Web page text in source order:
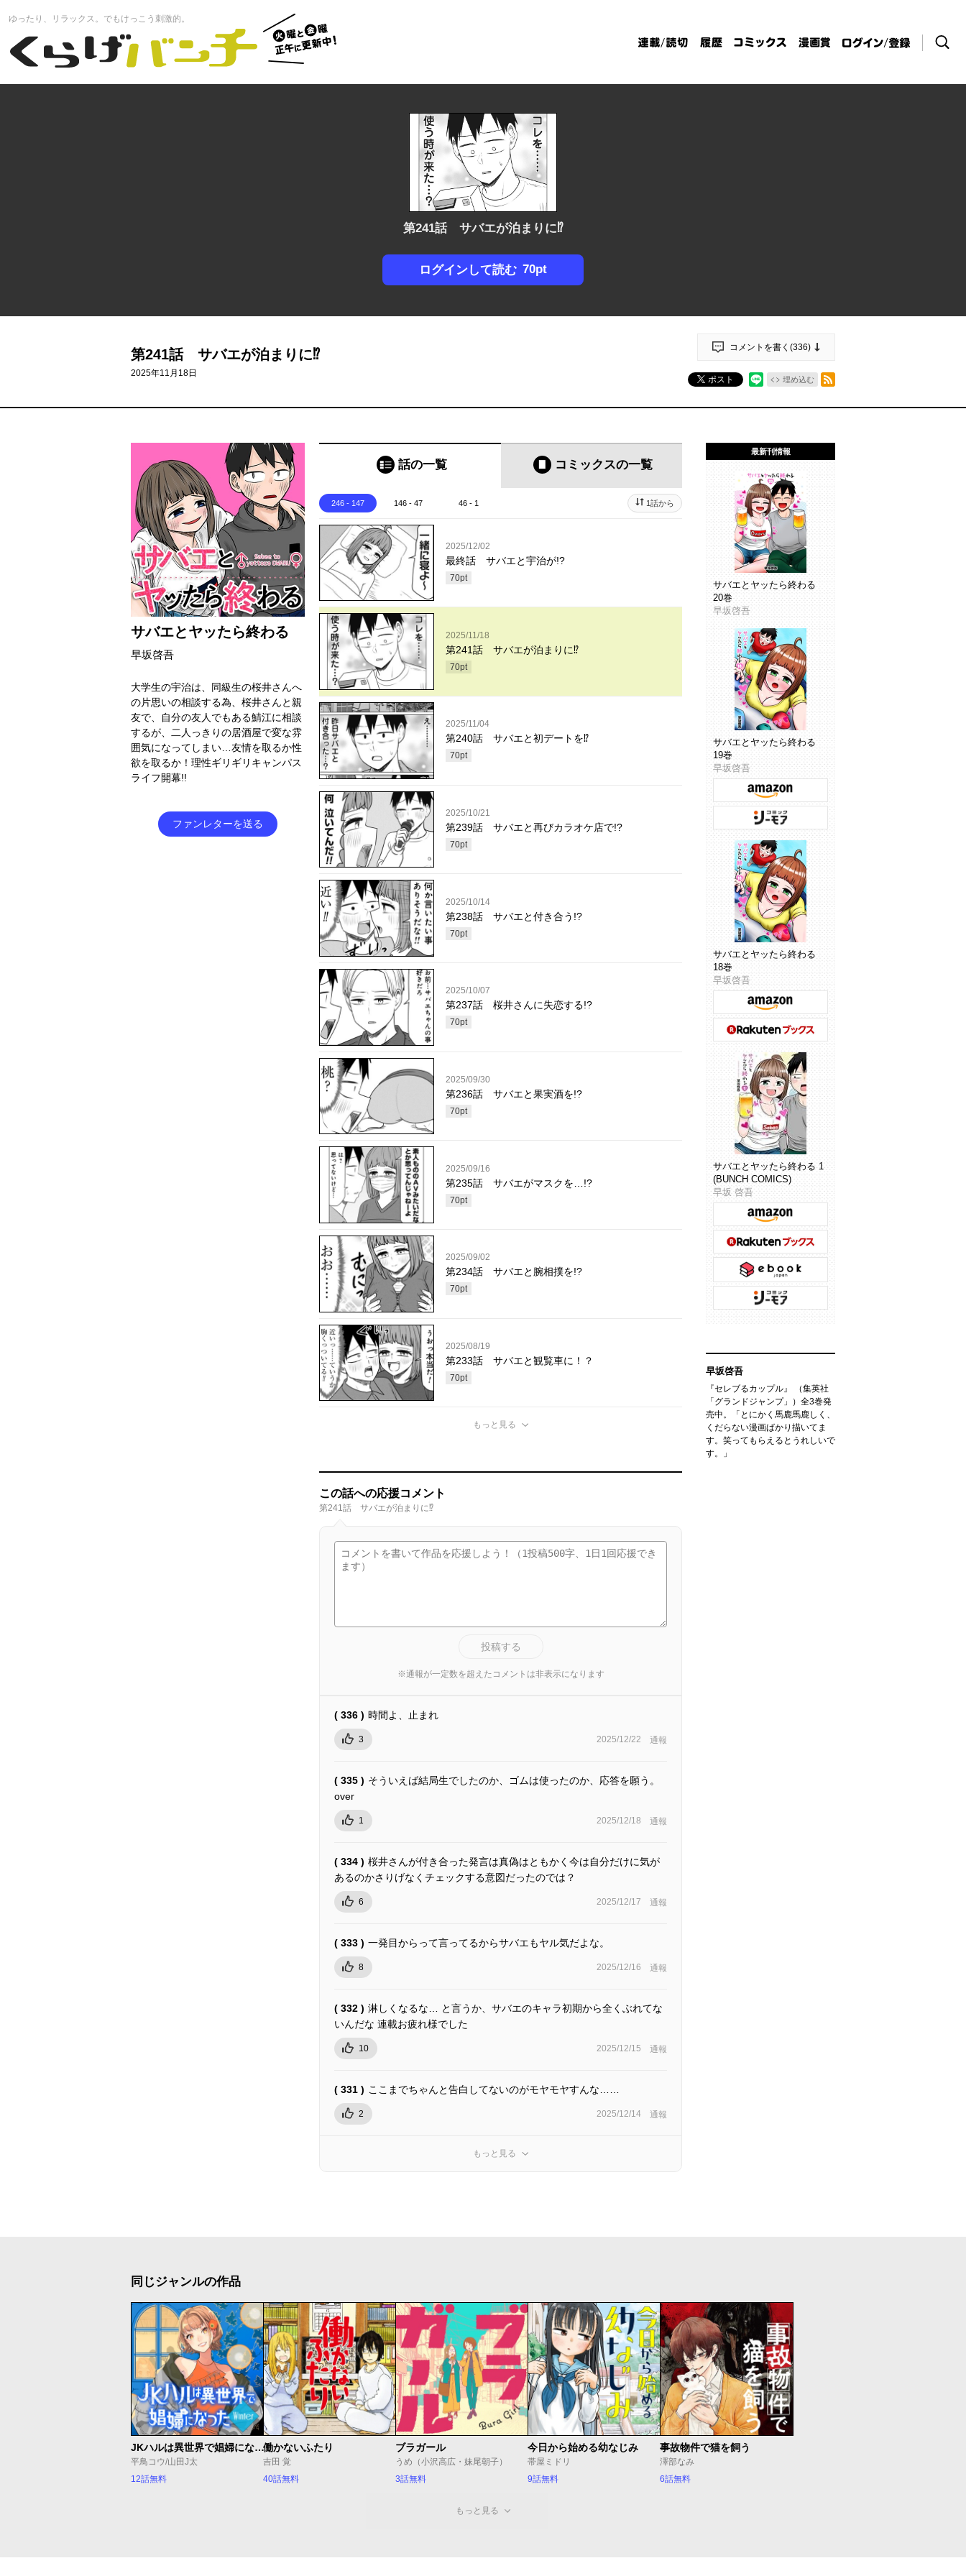
くらげバンチ
火曜と金
曜正午に
更新中！
ゆったり、リラックス。でもけっこう刺激的。
連載/読切 履歴 コミックス 漫画賞
ログイン / 登
録
検索
第241話 サバエが泊まりに⁉
ログインして読む 70pt
第241話 サバエが泊まりに⁉
2025年11月18日
コメントを書く(336)
ポスト 埋め込む
サバエとヤッたら終わる
早坂啓吾
大学生の宇治は、同級生の桜井さんへ
の片思いの相談する為、桜井さんと親
友で、自分の友人でもある鯖江に相談
するが、二人っきりの居酒屋で変な雰
囲気になってしまい…友情を取るか性
欲を取るか！理性ギリギリキャンパス
ライフ開幕!!
ファンレターを送る
話の一覧 コミックスの一覧
246 - 147 146 - 47 46 - 1 1話から
2025/12/02
最終話 サバエと宇治が!?
70pt
2025/11/18
第241話 サバエが泊まりに⁉
70pt
2025/11/04
第240話 サバエと初デートを⁉︎
70pt
2025/10/21
第239話 サバエと再びカラオケ店で!?
70pt
2025/10/14
第238話 サバエと付き合う!?
70pt
2025/10/07
第237話 桜井さんに失恋する!?
70pt
2025/09/30
第236話 サバエと果実酒を!?
70pt
2025/09/16
第235話 サバエがマスクを…!?
70pt
2025/09/02
第234話 サバエと腕相撲を!?
70pt
2025/08/19
第233話 サバエと観覧車に！？
70pt
もっと見る
この話への応援コメント
第241話 サバエが泊まりに⁉
投稿する
※通報が一定数を超えたコメントは非表示になります
( 336 ) 時間よ、止まれ
3 2025/12/22 通報
( 335 ) そういえば結局生でしたのか、ゴムは使ったのか、応答を願う。
over
1 2025/12/18 通報
( 334 ) 桜井さんが付き合った発言は真偽はともかく今は自分だけに気が
あるのかさりげなくチェックする意図だったのでは？
6 2025/12/17 通報
( 333 ) 一発目からって言ってるからサバエもヤル気だよな。
8 2025/12/16 通報
( 332 ) 淋しくなるな… と言うか、サバエのキャラ初期から全くぶれてな
いんだな 連載お疲れ様でした
10 2025/12/15 通報
( 331 ) ここまでちゃんと告白してないのがモヤモヤすんな……
2 2025/12/14 通報
もっと見る
最新刊情報
サバエとヤッたら終わる
20巻
早坂啓吾
サバエとヤッたら終わる
19巻
早坂啓吾
サバエとヤッたら終わる
18巻
早坂啓吾
サバエとヤッたら終わる 1
(BUNCH COMICS)
早坂 啓吾
早坂啓吾
『セレブるカップル』 （集英社
「グランドジャンプ」）全3巻発
売中。「とにかく馬鹿馬鹿しく、
くだらない漫画ばかり描いてま
す。笑ってもらえるとうれしいで
す。」
同じジャンルの作品
JKハルは異世界で娼婦になった Winter
平鳥コウ/山田J太
12話無料
働かないふたり
吉田 覚
40話無料
ブラガール
うめ（小沢高広・妹尾朝子）
3話無料
今日から始める幼なじみ
帯屋ミドリ
9話無料
事故物件で猫を飼う
澤部なみ
6話無料
もっと見る